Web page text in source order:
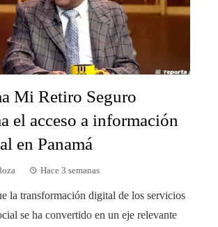
Mi Retiro Seguro
el acceso a información
en Panamá
Hace 3 semanas
la transformación digital de los servicios
se ha convertido en un eje relevante